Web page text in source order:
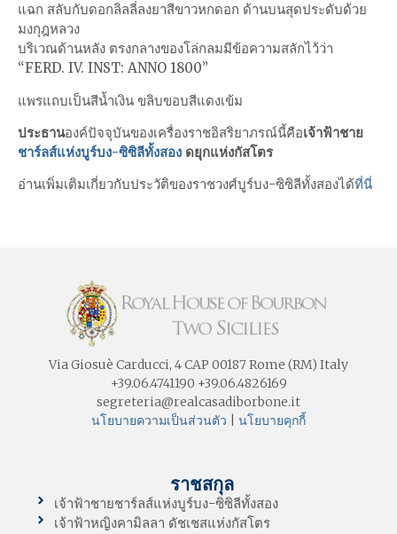
แฉก สลับกับดอกลิลลี่ลงยาสีขาวหกดอก ด้านบนสุดประดับด้วย
มงกุฎหลวง
บริเวณด้านหลัง ตรงกลางของโล่กลมมีข้อความสลักไว้ว่า
“FERD. IV. INST: ANNO 1800”
แพรแถบเป็นสีน้ำเงิน ขลิบขอบสีแดงเข้ม
ประธานองค์ปัจจุบันของเครื่องราชอิสริยาภรณ์นี้คือเจ้าฟ้าชาย
ชาร์ลส์แห่งบูร์บง-ซิซิลีทั้งสอง ดยุกแห่งกัสโตร
อ่านเพิ่มเติมเกี่ยวกับประวัติของราชวงศ์บูร์บง-ซิซิลีทั้งสองได้ที่นี่
Via Giosuè Carducci, 4 CAP 00187 Rome (RM) Italy
+39.06.4741190 +39.06.4826169
segreteria@realcasadiborbone.it
นโยบายความเป็นส่วนตัว
นโยบายคุกกี้
ราชสกุล
เจ้าฟ้าชายชาร์ลส์แห่งบูร์บง-ซิซิลีทั้งสอง
เจ้าฟ้าหญิงคามิลลา ดัชเชสแห่งกัสโตร